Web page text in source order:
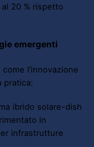
20 % rispetto
emergenti
l’innovazione
pratica:
ibrido solare-dish
in
infrastrutture